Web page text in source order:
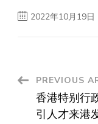
2022年10月19日
PostPREVIOUS
香港特别行
引人才来港